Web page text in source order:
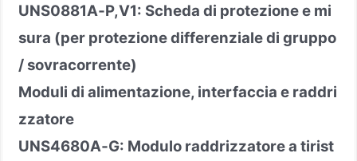
UNS0881A‑P,V1: Scheda di protezione e mi
sura (per protezione differenziale di gruppo
/ sovracorrente)
Moduli di alimentazione, interfaccia e raddri
zzatore
UNS4680A‑G: Modulo raddrizzatore a tirist